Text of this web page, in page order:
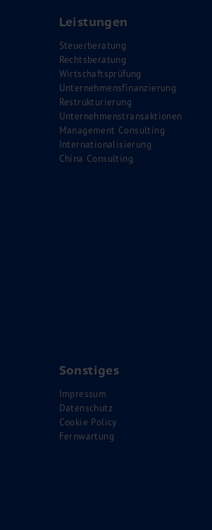
Leistungen
Steuerberatung
Rechtsberatung
Wirtschaftsprüfung
Unternehmensfinanzierung
Restrukturierung
Unternehmenstransaktionen
Management Consulting
Internationalisierung
China Consulting
Sonstiges
Impressum
Datenschutz
Cookie Policy
Fernwartung